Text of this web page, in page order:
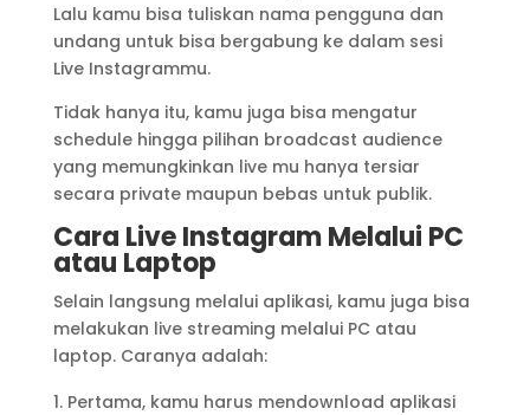
Lalu kamu bisa tuliskan nama pengguna dan
undang untuk bisa bergabung ke dalam sesi
Live Instagrammu.
Tidak hanya itu, kamu juga bisa mengatur
schedule hingga pilihan broadcast audience
yang memungkinkan live mu hanya tersiar
secara private maupun bebas untuk publik.
Cara Live Instagram Melalui PC
atau Laptop
Selain langsung melalui aplikasi, kamu juga bisa
melakukan live streaming melalui PC atau
laptop. Caranya adalah:
Pertama, kamu harus mendownload aplikasi